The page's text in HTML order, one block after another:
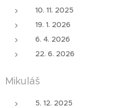
10. 11. 2025
19. 1. 2026
6. 4. 2026
22. 6. 2026
Mikuláš
5. 12. 2025